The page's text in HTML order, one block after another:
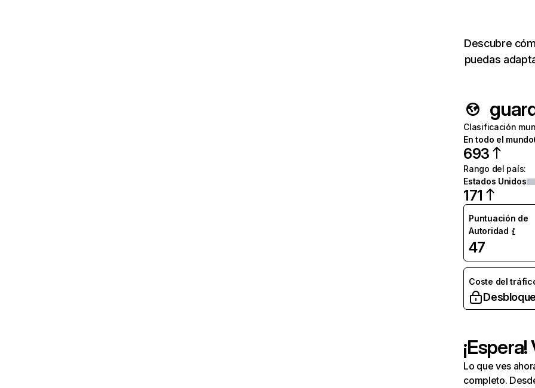
Descubre
puedas
Clasificación
En todo el mundo
693
Rango del país:
Estados Unidos
171
Puntuación de
Autoridad
47
Coste del
Lo que ves
completo.